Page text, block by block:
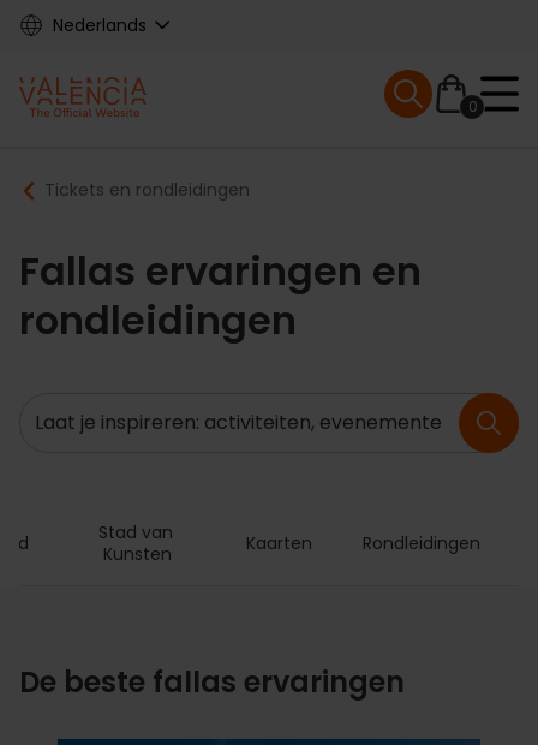
Skip
content
Nederlands
Main
navigation
0
Mobile menu
Breadcrumb
Tickets en rondleidingen
Fallas ervaringen en
rondleidingen
Zoeken
Stad van
Kunsten
Kaarten Rondleidingen
De beste fallas ervaringen